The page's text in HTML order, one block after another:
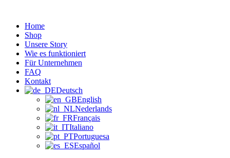
wechselnHome
Shop
Unsere Story
Wie es funktioniert
Für Unternehmen
FAQ
Kontakt
Deutsch
English
Nederlands
Français
Italiano
Portuguesa
Español